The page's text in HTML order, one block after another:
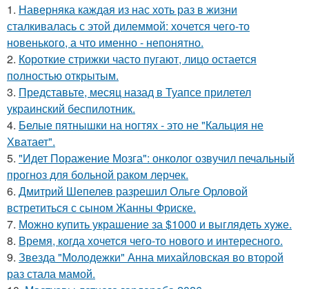
1. Наверняка каждая из нас хоть раз в жизни
сталкивалась с этой дилеммой: хочется чего-то
новенького, а что именно - непонятно.
2. Короткие стрижки часто пугают, лицо остается
полностью открытым.
3. Представьте, месяц назад в Туапсе прилетел
украинский беспилотник.
4. Белые пятнышки на ногтях - это не "Кальция не
Хватает".
5. "Идет Поражение Мозга": онколог озвучил печальный
прогноз для больной раком лерчек.
6. Дмитрий Шепелев разрешил Ольге Орловой
встретиться с сыном Жанны Фриске.
7. Можно купить украшение за $1000 и выглядеть хуже.
8. Время, когда хочется чего-то нового и интересного.
9. Звезда "Молодежки" Анна михайловская во второй
раз стала мамой.